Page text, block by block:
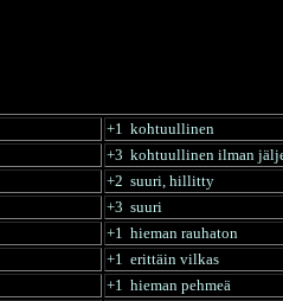
+1 kohtuullinen
+3 kohtuullinen ilman
+2 suuri, hillitty
+3 suuri
+1 hieman rauhaton
+1 erittäin vilkas
+1 hieman pehmeä